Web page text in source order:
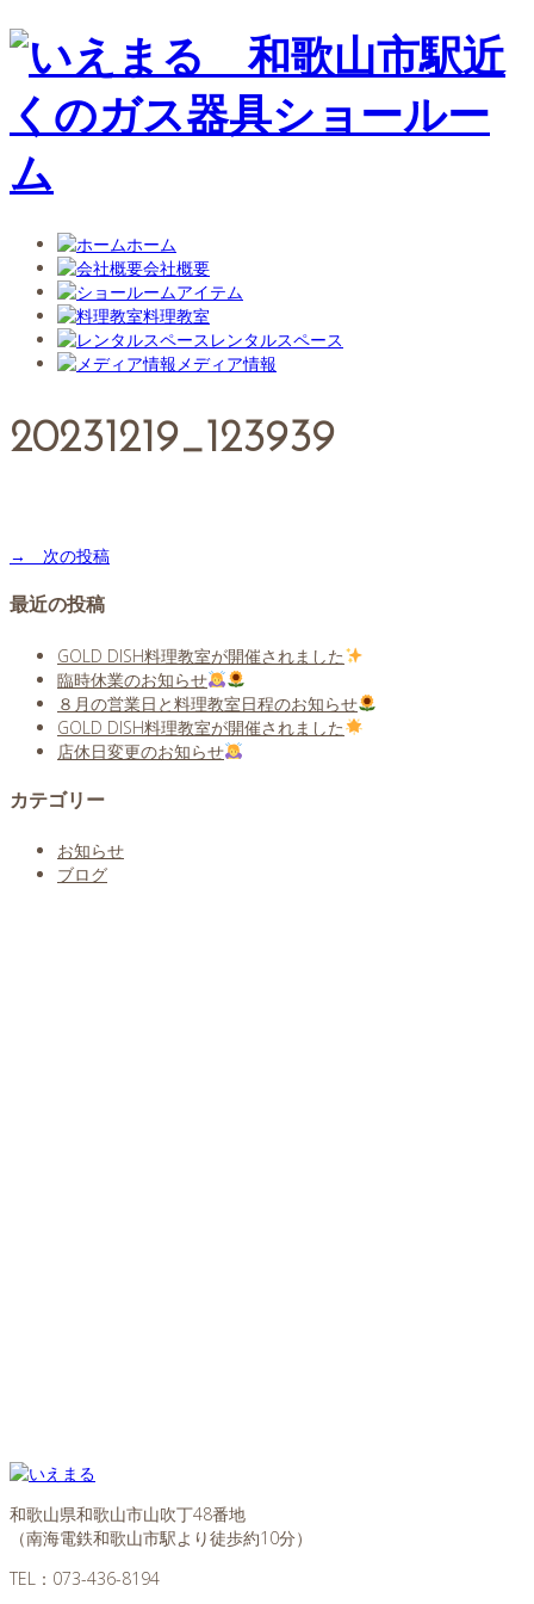
ホーム
会社概要
アイテム
料理教室
レンタルスペース
メディア情報
20231219_123939
→ 次の投稿
最近の投稿
GOLD DISH料理教室が開催されました
臨時休業のお知らせ
８月の営業日と料理教室日程のお知らせ
GOLD DISH料理教室が開催されました
店休日変更のお知らせ
カテゴリー
お知らせ
ブログ
和歌山県和歌山市山吹丁48番地
（南海電鉄和歌山市駅より徒歩約10分）
TEL： 073-436-8194